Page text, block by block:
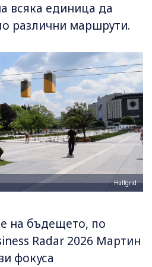
всяка единица да
различни маршрути.
Halfgrid
на бъдещето, по
Radar 2026 Мартин
фокуса